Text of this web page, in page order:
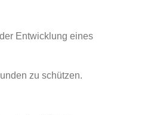
Entwicklung eines
zu schützen.